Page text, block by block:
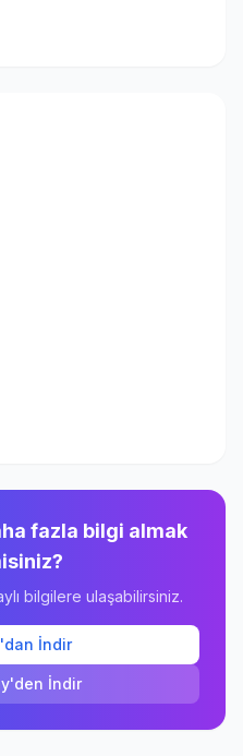
fazla bilgi almak
bilgilere ulaşabilirsiniz.
İndir
İndir